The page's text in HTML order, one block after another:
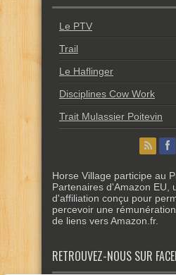
Le PTV
Trail
Le Haflinger
Disciplines Cow Work
Trait Mulassier Poitevin
Horse Village participe au
Partenaires d'Amazon EU,
d'affiliation conçu pour
percevoir une
de liens vers Amazon.fr.
RETROUVEZ-NOUS SUR